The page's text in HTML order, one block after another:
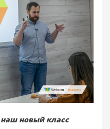
новый класс